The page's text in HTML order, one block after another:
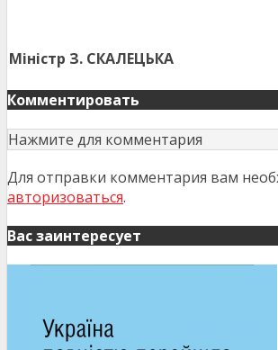
Міністр З. СКАЛЕЦЬКА
Комментировать
Нажмите для комментария
Для отправки комментария вам
авторизоваться.
Вас заинтересует